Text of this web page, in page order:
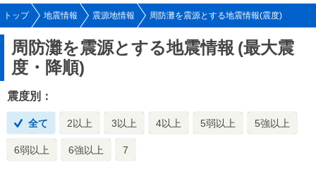
トップ 地震情報 震源地情報 周防灘を震源とする地震情報(震度)
周防灘を震源とする地震情報 (最大震
度・降順)
震度別：
全て 2以上 3以上 4以上 5弱以上 5強以上
6弱以上 6強以上 7